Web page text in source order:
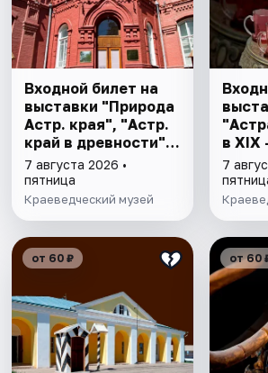
Входной билет на
выставки "Природа
Астр. края", "Астр.
край в древности",
"Заселение Астр.
края"
7 августа 2026 •
пятница
Краеведческий музей
в XIX
7
от 60 ₽ от 60